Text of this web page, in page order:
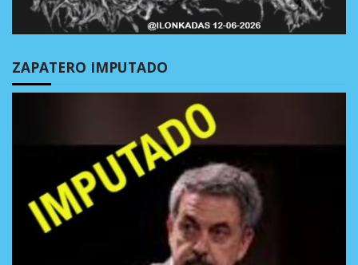
ZAPATERO IMPUTADO